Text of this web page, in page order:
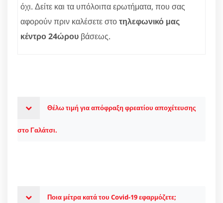
όχι. Δείτε και τα υπόλοιπα ερωτήματα, που σας
αφορούν πριν καλέσετε στοτηλεφωνικό μας
κέντρο 24ώρου βάσεως.
Θέλω τιμή για απόφραξη φρεατίου αποχέτευσης
στο Γαλάτσι.
Ποια μέτρα κατά του Covid-19 εφαρμόζετε;